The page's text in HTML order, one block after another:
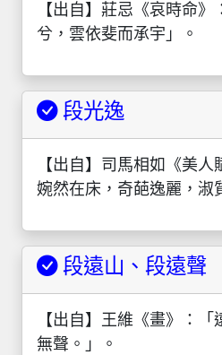
【出自】莊忌《哀時命
兮，雲依斐而承宇」。
段光逸
【出自】司馬相如《美人
婉然在床，奇葩逸麗，淑
段遠山、段遠聲
【出自】王維《畫》：
無聲。」。